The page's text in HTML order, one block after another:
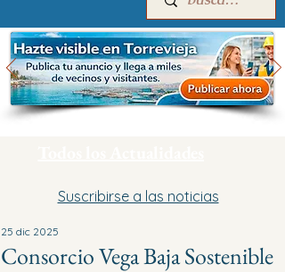
Inicio Publicidad
Suscribirse a las noticias
Consorcio Vega Baja Sostenible
25 dic 2025